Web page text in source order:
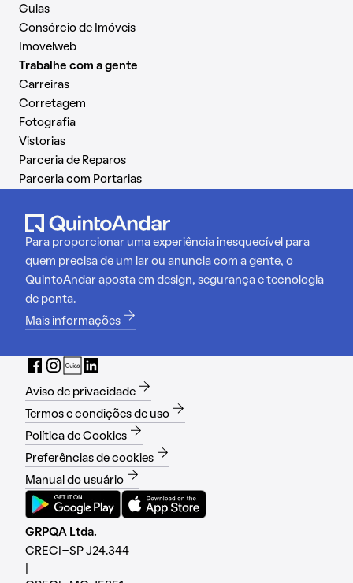
Guias
Consórcio de Imóveis
Imovelweb
Trabalhe com a gente
Carreiras
Corretagem
Fotografia
Vistorias
Parceria de Reparos
Parceria com Portarias
Para proporcionar uma experiência inesquecível para
quem precisa de um lar ou anuncia com a gente, o
QuintoAndar aposta em design, segurança e tecnologia
de ponta.
Mais informações
Aviso de privacidade
Termos e condições de uso
Política de Cookies
Preferências de cookies
Manual do usuário
GRPQA Ltda.
CRECI-SP J24.344